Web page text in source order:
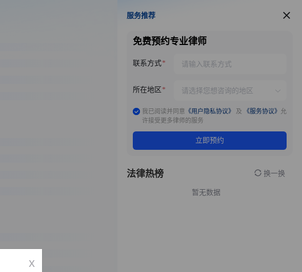
服务推荐
服务推荐
免费预约专业律师
联系方式
所在地区
我已阅读并同意 《用户隐私协议》 及 《服务协议》 允
许接受更多律师的服务
立即预约
法律热榜 换一换
暂无数据
x